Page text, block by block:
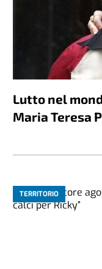
Lutto nel
Maria Teresa
TERRITORIO